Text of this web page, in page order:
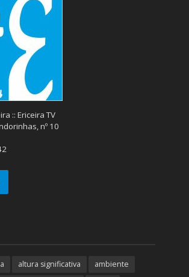
:: Ericeira TV
nº 10
altura significativa
ambiente